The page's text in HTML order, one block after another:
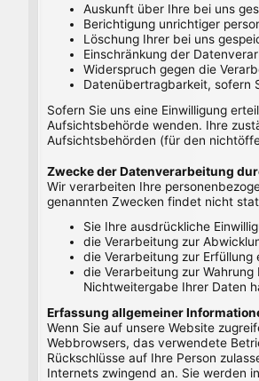
Auskunft über Ihre bei uns
Berichtigung unrichtiger
Löschung Ihrer bei uns
Einschränkung der
Widerspruch gegen die
Datenübertragbarkeit, sofern
Sofern Sie uns eine Einwilligung
Aufsichtsbehörde wenden. Ihre
Aufsichtsbehörden (für den
Zwecke der Datenverarbeitung
Wir verarbeiten Ihre
genannten Zwecken findet nicht
Sie Ihre ausdrückliche
die Verarbeitung zur
die Verarbeitung zur
die Verarbeitung zur
Nichtweitergabe Ihrer Daten
Erfassung allgemeiner
Wenn Sie auf unsere Website
Webbrowsers, das verwendete
Rückschlüsse auf Ihre Person
Internets zwingend an. Sie werden